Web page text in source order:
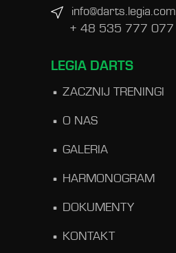
info@darts.legia.com
+ 48 535 777 077
LEGIA DARTS
ZACZNIJ TRENINGI
O NAS
GALERIA
HARMONOGRAM
DOKUMENTY
KONTAKT